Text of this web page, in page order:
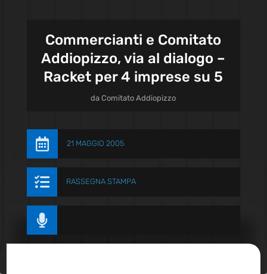
Commercianti e Comitato
Addiopizzo, via al dialogo –
Racket per 4 imprese su 5
daComitato Addiopizzo
 21 MAGGIO 2005
 RASSEGNA STAMPA
